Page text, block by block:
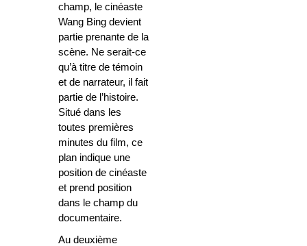
champ, le cinéaste
Wang Bing devient
partie prenante de la
scène. Ne serait-ce
qu’à titre de témoin
et de narrateur, il fait
partie de l’histoire.
Situé dans les
toutes premières
minutes du film, ce
plan indique une
position de cinéaste
et prend position
dans le champ du
documentaire.
Au deuxième